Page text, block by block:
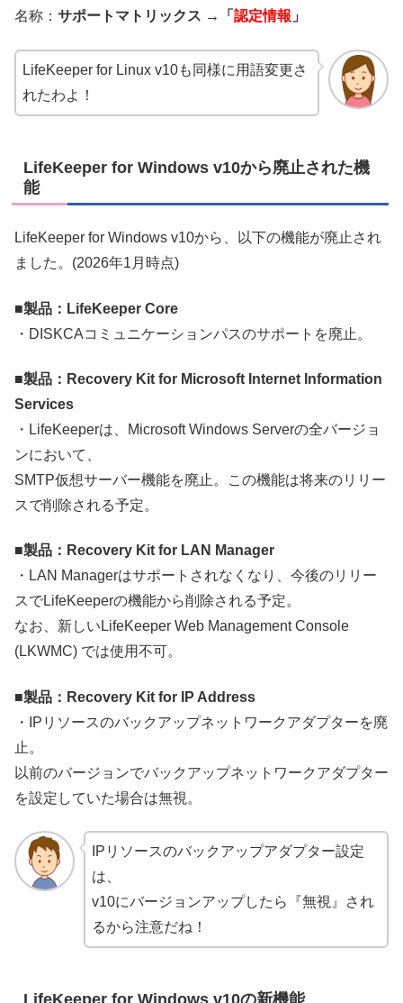
名称： サポートマトリックス →「 認定情報 」
LifeKeeper for Linux v10も同様に用語変更さ
れたわよ！
LifeKeeper for Windows v10から廃止された機
能
LifeKeeper for Windows v10から、以下の機能が廃止され
ました。(2026年1月時点)
■製品：LifeKeeper Core
・DISKCAコミュニケーションパスのサポートを廃止。
■製品：Recovery Kit for Microsoft Internet Information
Services
・LifeKeeperは、Microsoft Windows Serverの全バージョ
ンにおいて、
SMTP仮想サーバー機能を廃止。この機能は将来のリリー
スで削除される予定。
■製品：Recovery Kit for LAN Manager
・LAN Managerはサポートされなくなり、今後のリリー
スでLifeKeeperの機能から削除される予定。
なお、新しいLifeKeeper Web Management Console
(LKWMC) では使用不可。
■製品：Recovery Kit for IP Address
・IPリソースのバックアップネットワークアダプターを廃
止。
以前のバージョンでバックアップネットワークアダプター
を設定していた場合は無視。
IPリソースのバックアップアダプター設定
は、
v10にバージョンアップしたら『無視』され
るから注意だね！